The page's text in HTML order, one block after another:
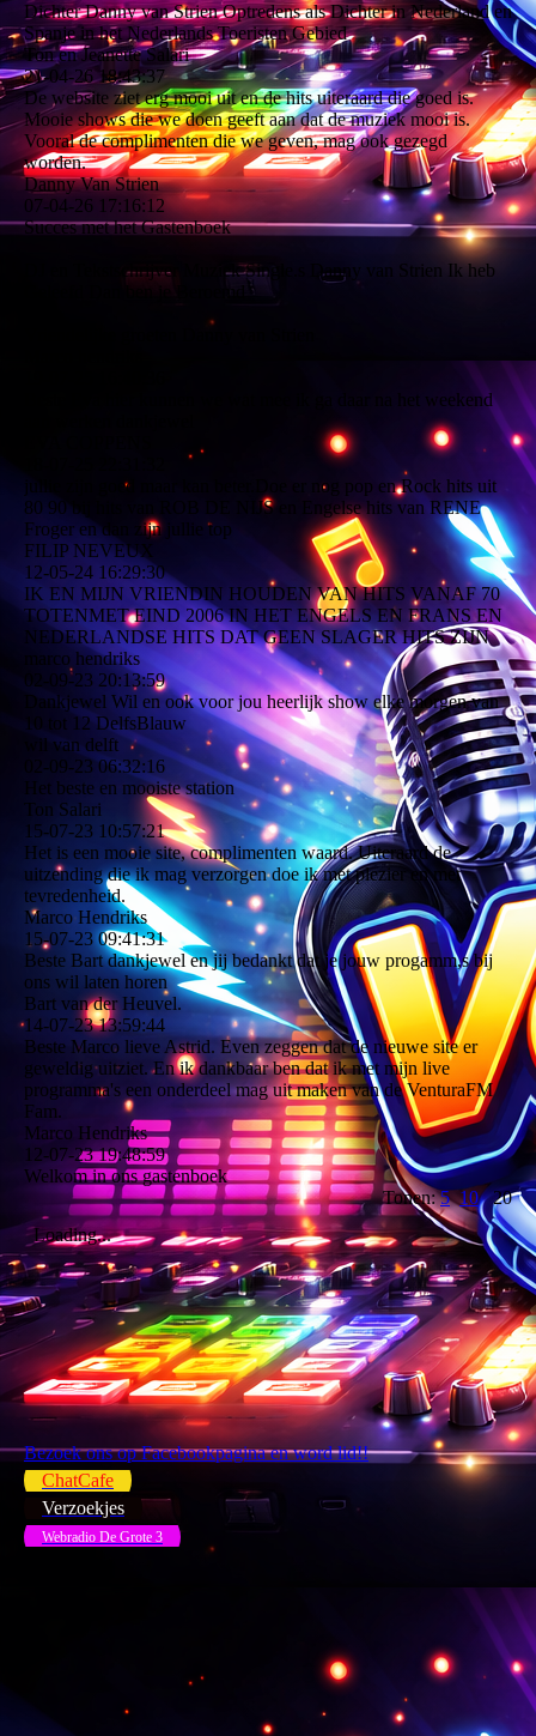
Dichter Danny van Strien Optredens als Dichter in Nederland en
Spanje in het Nederlands Toeristen Gebied
Ton en Jeanette Salari
21-04-26 18:43:37
De website ziet erg mooi uit en de hits uiteraard die goed is.
Mooie shows die we doen geeft aan dat de muziek mooi is.
Vooral de complimenten die we geven, mag ook gezegd
worden.
Danny Van Strien
07-04-26 17:16:12
Succes met het Gastenboek
DJ en Tekstschrijver Muziek Single.s Danny van Strien Ik heb
Beste Eva hier kunnen we wat mee ik ga daar na het weekend
jullie zijn goed maar kan beter.Doe er nog pop en Rock hits uit
80 90 bij hits van ROB DE NIJS en Engelse hits van RENE
Froger en dan zijn jullie top
FILIP NEVEUX
12-05-24 16:29:30
IK EN MIJN VRIENDIN HOUDEN VAN HITS VANAF 70
TOTENMET EIND 2006 IN HET ENGELS EN FRANS EN
NEDERLANDSE HITS DAT GEEN SLAGER HITS ZIJN
marco hendriks
02-09-23 20:13:59
Dankjewel Wil en ook voor jou heerlijk show elke morgen van
10 tot 12 DelfsBlauw
wil van delft
02-09-23 06:32:16
Het beste en mooiste station
Ton Salari
15-07-23 10:57:21
Het is een mooie site, complimenten waard. Uiteraard de
uitzending die ik mag verzorgen doe ik met plezier en met
tevredenheid.
Marco Hendriks
15-07-23 09:41:31
Beste Bart dankjewel en jij bedankt dat je jouw progamm,s bij
ons wil laten horen
Bart van der Heuvel.
14-07-23 13:59:44
Beste Marco lieve Astrid. Even zeggen dat de nieuwe site er
geweldig uitziet. En ik dankbaar ben dat ik met mijn live
programma's een onderdeel mag uit maken van de VenturaFM
Fam.
Marco Hendriks
12-07-23 19:48:59
Welkom in ons gastenboek
Tonen:5 1020
Bezoek ons op Facebookpagina en word lid!!
ChatCafe
Verzoekjes
Webradio De Grote 3